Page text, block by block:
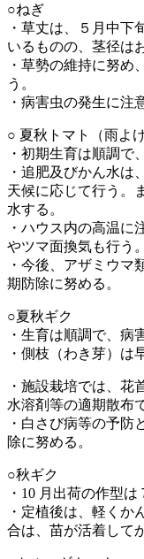
○ねぎ
・草丈は、５月中下
いるものの、茎径は
・草勢の維持に努め
う。
・病害虫の発生に注
○ 夏秋トマト（雨よ
・初期生育は順調で
・追肥及びかん水は
天候に応じて行う。
水する。
・ハウス内の高温に
やツマ面換気も行う。
・今後、アザミウマ
期防除に努める。
○夏秋ギク
・生育は順調で、病
・側枝（わき芽）は
・施設栽培では、花
水溶剤等の適期散布
・白さび病等の予防
除に努める。
○秋ギク
・10 月出荷の作型
・定植後は、軽くか
合は、苗が活着して